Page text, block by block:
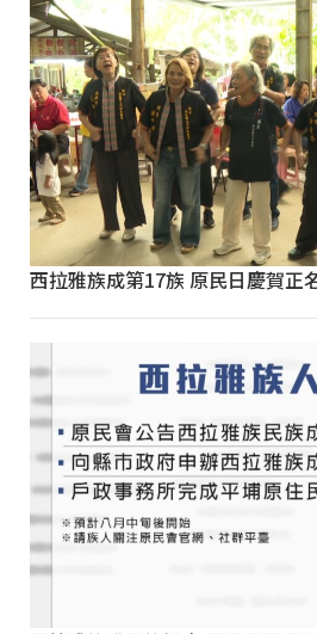
西拉雅族成第17族 原民日慶賀正